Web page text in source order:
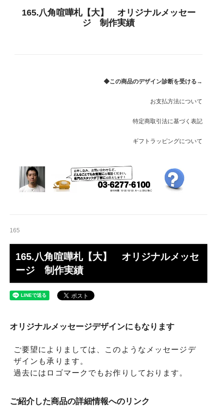
165.八角喧嘩札【大】 オリジナルメッセー
ジ 制作実績
◆この商品のデザイン診断を受ける→
お支払方法について
特定商取引法に基づく表記
ギフトラッピングについて
165
165.八角喧嘩札【大】 オリジナルメッセ
ージ 制作実績
オリジナルメッセージデザインにもなります
ご要望によりましては、このようなメッセージデ
ザインも承ります。
過去にはロゴマークでもお作りしております。
ご紹介した商品の詳細情報へのリンク